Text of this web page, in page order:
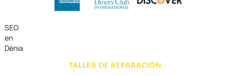
SEO
en
Dénia
TALLER DE REPARACIÓN